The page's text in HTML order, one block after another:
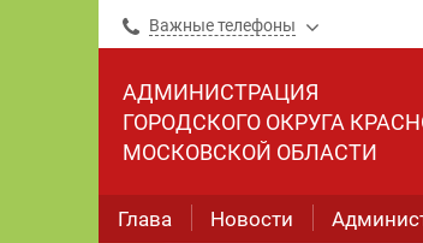
Важные телефоны
АДМИНИСТРАЦИЯ
ГОРОДСКОГО ОКРУГА
МОСКОВСКОЙ ОБЛАСТИ
Глава Новости